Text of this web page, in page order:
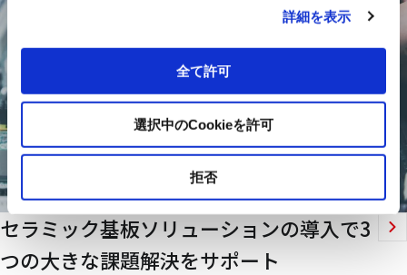
詳細を表示
全て許可
選択中のCookieを許可
拒否
セラミック基板ソリューションの導入で3
つの大きな課題解決をサポート